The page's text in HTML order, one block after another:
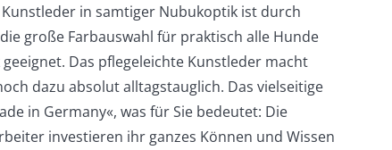
Kunstleder in samtiger Nubukoptik ist durch
große Farbauswahl für praktisch alle Hunde
Das pflegeleichte Kunstleder macht
dazu absolut alltagstauglich. Das vielseitige
in Germany«, was für Sie bedeutet: Die
investieren ihr ganzes Können und Wissen